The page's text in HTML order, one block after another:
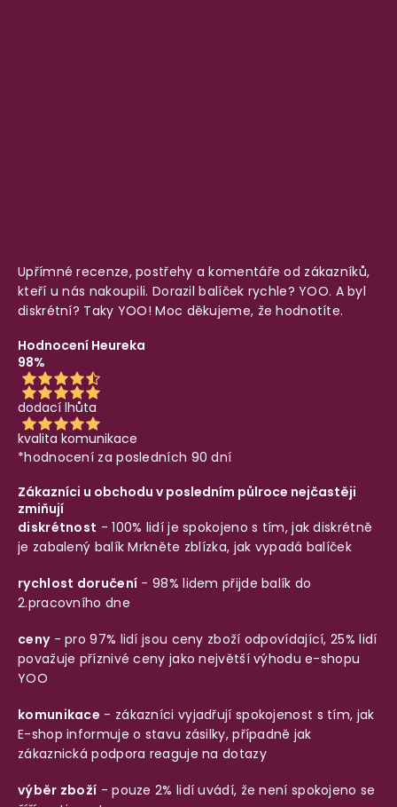
Upřímné recenze, postřehy a komentáře od zákazníků,
kteří u nás nakoupili. Dorazil balíček rychle? YOO. A byl
diskrétní? Taky YOO! Moc děkujeme, že hodnotíte.
Hodnocení Heureka
98%
dodací lhůta
kvalita komunikace
*hodnocení za posledních 90 dní
Zákazníci u obchodu v posledním půlroce nejčastěji
zmiňují
diskrétnost - 100% lidí je spokojeno s tím, jak diskrétně
je zabalený balíkMrkněte zblízka, jak vypadá balíček
rychlost doručení - 98% lidem přijde balík do
2.pracovního dne
ceny- pro 97% lidí jsou ceny zboží odpovídající, 25% lidí
považuje příznivé ceny jako největší výhodu e-shopu
YOO
komunikace - zákazníci vyjadřují spokojenost s tím, jak
E-shop informuje o stavu zásilky, případně jak
zákaznická podpora reaguje na dotazy
výběr zboží - pouze 2% lidí uvádí, že není spokojeno se